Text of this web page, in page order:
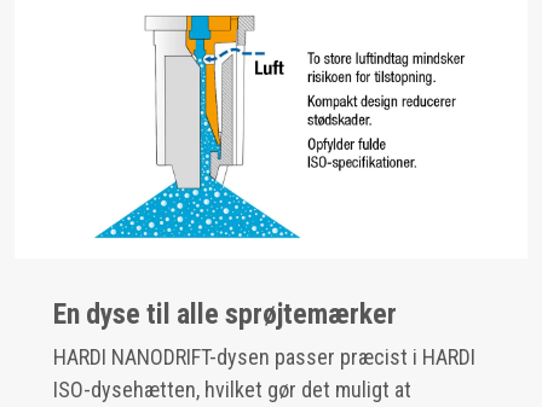
En dyse til alle sprøjtemærker
HARDI NANODRIFT-dysen passer præcist i HARDI
ISO-dysehætten, hvilket gør det muligt at